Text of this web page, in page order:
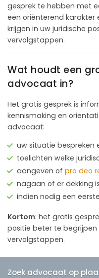
gesprek te hebben met
een oriënterend karakter
krijgen in uw juridische
vervolgstappen.
Wat houdt een
advocaat in?
Het gratis gesprek is
kennismaking en
advocaat:
uw situatie bespreken
toelichten welke
aangeven of pro deo
nagaan of er dekking
indien nodig een
Kortom: het gratis
positie beter te begrijpen
vervolgstappen.
Zoek advocaat op